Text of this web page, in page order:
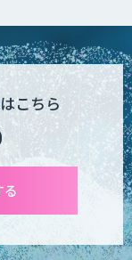
トの開発支援
こちら